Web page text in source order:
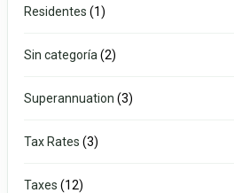
Residentes (1)
Sin categoría (2)
Superannuation (3)
Tax Rates (3)
Taxes (12)